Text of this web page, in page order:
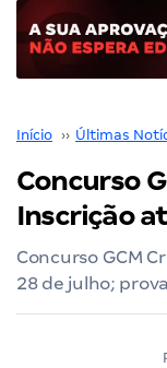
Início ›› Últimas
Concurso
Inscrição
Concurso GCM
28 de julho;